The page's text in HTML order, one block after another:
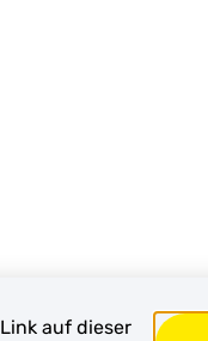
auf dieser